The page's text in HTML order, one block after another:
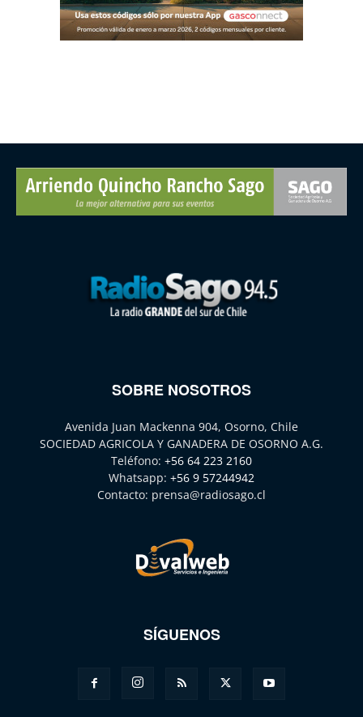
SOBRE NOSOTROS
Avenida Juan Mackenna 904, Osorno, Chile
SOCIEDAD AGRICOLA Y GANADERA DE OSORNO A.G.
Teléfono: +56 64 223 2160
Whatsapp: +56 9 57244942
Contacto: prensa@radiosago.cl
SÍGUENOS